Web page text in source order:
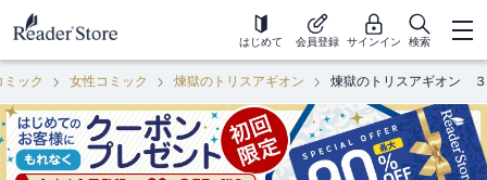
はじめて 会員登録 サインイン 検索
ミック 女性コミック 煉獄のトリスアギオン 煉獄のトリスアギオン ３